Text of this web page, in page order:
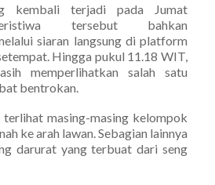
kembali terjadi pada Jumat
tersebut bahkan
siaran langsung di platform
Hingga pukul 11.18 WIT,
memperlihatkan salah satu
bentrokan.
terlihat masing-masing kelompok
ke arah lawan. Sebagian lainnya
darurat yang terbuat dari seng